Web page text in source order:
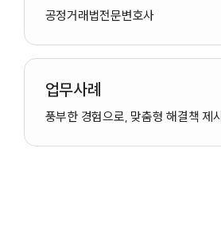
공정거래법전문변호사
업무사례
풍부한 경험으로, 맞춤형 해결책 제시